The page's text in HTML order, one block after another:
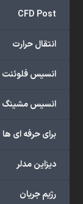
CFD Post
انتقال حرارت
انسیس فلوئنت
انسیس مشینگ
برای حرفه ای ها
دیزاین مدلر
رژیم جریان
...
می‌دهد.
می‌توانید
خدمات
گروه
شامل
آموزشی،